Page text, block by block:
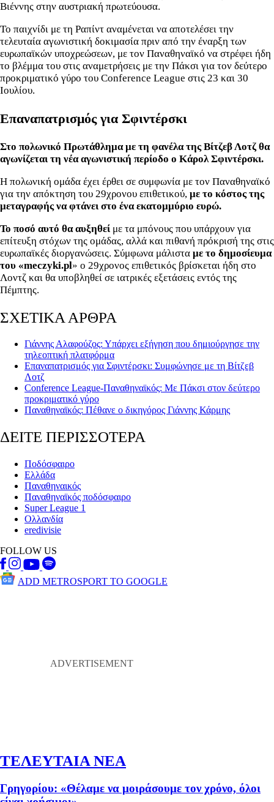
Βιέννης στην αυστριακή πρωτεύουσα.
Το παιχνίδι με τη Ραπίντ αναμένεται να αποτελέσει την
τελευταία αγωνιστική δοκιμασία πριν από την έναρξη των
ευρωπαϊκών υποχρεώσεων, με τον Παναθηναϊκό να στρέφει ήδη
το βλέμμα του στις αναμετρήσεις με την Πάκσι για τον δεύτερο
προκριματικό γύρο του Conference League στις 23 και 30
Ιουλίου.
Επαναπατρισμός για Σφιντέρσκι
Στο πολωνικό Πρωτάθλημα με τη φανέλα της Βίτζεβ Λοτζ θα
αγωνίζεται τη νέα αγωνιστική περίοδο ο Κάρολ Σφιντέρσκι.
Η πολωνική ομάδα έχει έρθει σε συμφωνία με τον Παναθηναϊκό
για την απόκτηση του 29χρονου επιθετικού, με το κόστος της
μεταγραφής να φτάνει στο ένα εκατομμύριο ευρώ.
Το ποσό αυτό θα αυξηθεί με τα μπόνους που υπάρχουν για
επίτευξη στόχων της ομάδας, αλλά και πιθανή πρόκρισή της στις
ευρωπαϊκές διοργανώσεις. Σύμφωνα μάλιστα με το δημοσίευμα
του «meczyki.pl» ο 29χρονος επιθετικός βρίσκεται ήδη στο
Λοντζ και θα υποβληθεί σε ιατρικές εξετάσεις εντός της
Πέμπτης.
ΣΧΕΤΙΚΑ ΑΡΘΡΑ
Γιάννης Αλαφούζος: Υπάρχει εξήγηση που δημιούργησε την
τηλεοπτική πλατφόρμα
Επαναπατρισμός για Σφιντέρσκι: Συμφώνησε με τη Βίτζεβ
Λοτζ
Conference League-Παναθηναϊκός: Με Πάκσι στον δεύτερο
προκριματικό γύρο
Παναθηναϊκός: Πέθανε ο δικηγόρος Γιάννης Κάρμης
ΔΕΙΤΕ ΠΕΡΙΣΣΟΤΕΡΑ
Ποδόσφαιρο
Ελλάδα
Παναθηναικός
Παναθηναϊκός ποδόσφαιρο
Super League 1
Ολλανδία
eredivisie
FOLLOW US
ADD METROSPORT TO GOOGLE
ΤΕΛΕΥΤΑΙΑ ΝΕΑ
Γρηγορίου: «Θέλαμε να μοιράσουμε τον χρόνο, όλοι